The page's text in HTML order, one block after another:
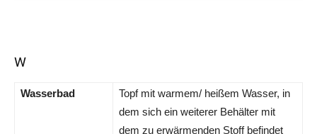
W
Wasserbad
Topf mit warmem/ heißem Wasser, in
dem sich ein weiterer Behälter mit
dem zu erwärmenden Stoff befindet